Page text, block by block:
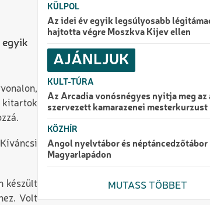
egyik
kitartok
készült
Volt
KÜLPOL
Az idei év egyik legsúlyosabb
hajtotta végre Moszkva Kijev ellen
AJÁNLJUK
KULT-TÚRA
Az Arcadia vonósnégyes nyitja meg az
szervezett kamarazenei mesterkurzust
KÖZHÍR
Angol nyelvtábor és néptáncedzőtábor
Magyarlapádon
MUTASS TÖBBET